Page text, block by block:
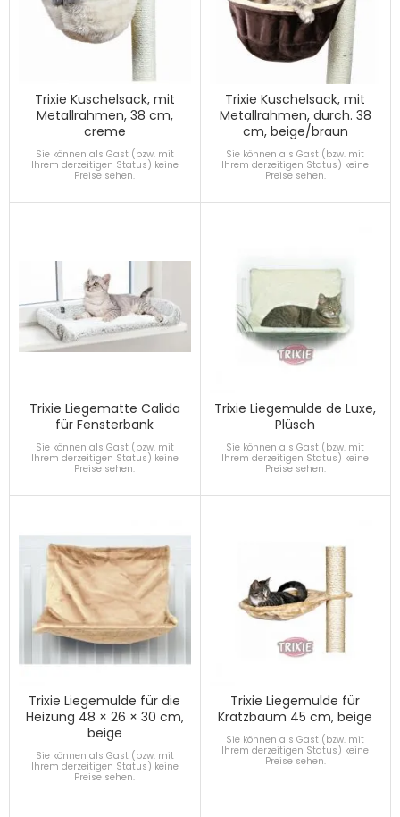
Trixie Kuschelsack, mit
Metallrahmen, 38 cm,
creme
Sie können als Gast (bzw. mit
Ihrem derzeitigen Status) keine
Preise sehen.
Trixie Kuschelsack, mit
Metallrahmen, durch. 38
cm, beige/braun
Sie können als Gast (bzw. mit
Ihrem derzeitigen Status) keine
Preise sehen.
Trixie Liegematte Calida
für Fensterbank
Sie können als Gast (bzw. mit
Ihrem derzeitigen Status) keine
Preise sehen.
Trixie Liegemulde de Luxe,
Plüsch
Sie können als Gast (bzw. mit
Ihrem derzeitigen Status) keine
Preise sehen.
Trixie Liegemulde für die
Heizung 48 × 26 × 30 cm,
beige
Sie können als Gast (bzw. mit
Ihrem derzeitigen Status) keine
Preise sehen.
Trixie Liegemulde für
Kratzbaum 45 cm, beige
Sie können als Gast (bzw. mit
Ihrem derzeitigen Status) keine
Preise sehen.